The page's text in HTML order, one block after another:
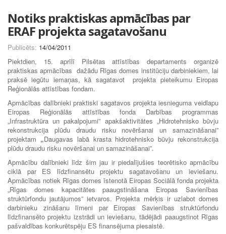
Notiks praktiskas apmācības par
ERAF projekta sagatavošanu
Publicēts: 14/04/2011
Piektdien, 15. aprīlī Pilsētas attīstības departaments organizē
praktiskas apmācības dažādu Rīgas domes institūciju darbiniekiem, lai
praksē iegūtu iemaņas, kā sagatavot projekta pieteikumu Eiropas
Reģionālās attīstības fondam.
Apmācības dalībnieki praktiski sagatavos projekta iesnieguma veidlapu
Eiropas Reģionālās attīstības fonda Darbības programmas
„Infrastruktūra un pakalpojumi” apakšaktivitātes „Hidrotehnisko būvju
rekonstrukcija plūdu draudu risku novēršanai un samazināšanai”
projektam „Daugavas labā krasta hidrotehnisko būvju rekonstrukcija
plūdu draudu risku novēršanai un samazināšanai”.
Apmācību dalībnieki līdz šim jau ir piedalījušies teorētisko apmācību
ciklā par ES līdzfinansētu projektu sagatavošanu un ieviešanu.
Apmācības notiek Rīgas domes īstenotā Eiropas Sociālā fonda projekta
„Rīgas domes kapacitātes paaugstināšana Eiropas Savienības
struktūrfondu jautājumos” ietvaros. Projekta mērķis ir uzlabot domes
darbinieku zināšanu līmeni par Eiropas Savienības struktūrfondu
līdzfinansēto projektu izstrādi un ieviešanu, tādējādi paaugstinot Rīgas
pašvaldības konkurētspēju ES finansējuma piesaistē.